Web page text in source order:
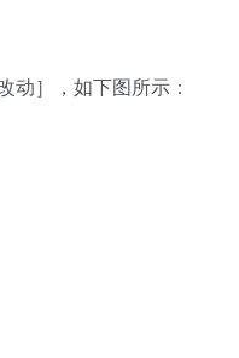
］，如下图所示：